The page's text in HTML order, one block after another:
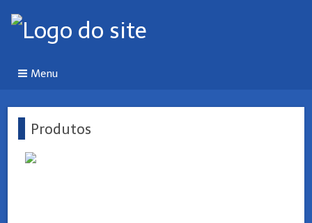
Menu
Produtos